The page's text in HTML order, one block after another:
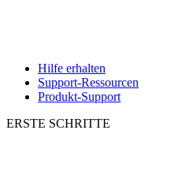
Hilfe erhalten
Support-Ressourcen
Produkt-Support
ERSTE SCHRITTE